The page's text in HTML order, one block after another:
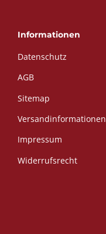
Informationen
Datenschutz
AGB
Sitemap
Versandinformationen
Impressum
Widerrufsrecht